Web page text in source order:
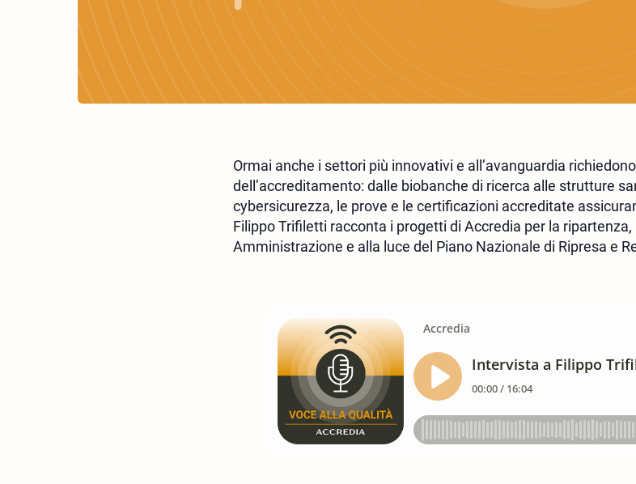
Ormai anche i settori più innovativi e all’avanguardia
dell’accreditamento: dalle biobanche di ricerca alle strutture
cybersicurezza, le prove e le certificazioni accreditate
Filippo Trifiletti racconta i progetti di Accredia per la
Amministrazione e alla luce del Piano Nazionale di Ripresa e